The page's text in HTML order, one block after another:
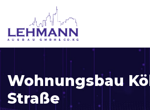
Wohnungsbau
Straße